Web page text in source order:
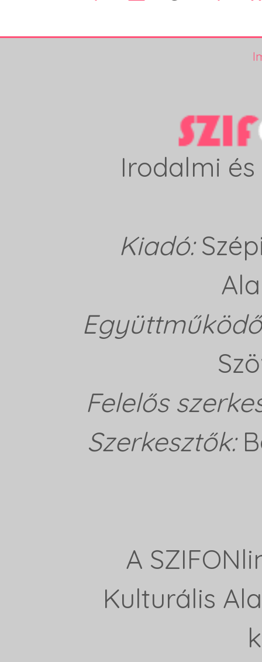
Irodalmi
Kiadó:
Felelős
Szerkesztők:
A
Kulturális